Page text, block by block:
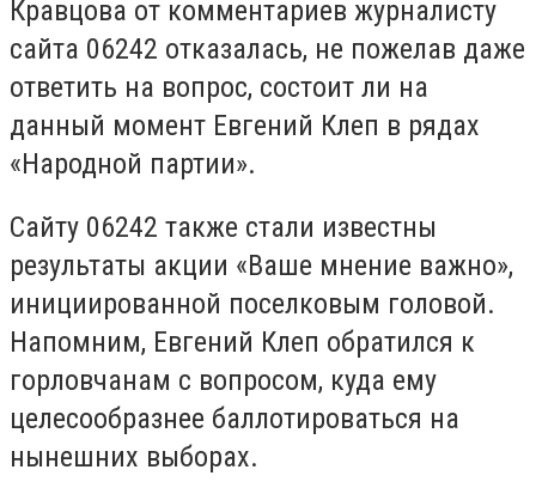
Кравцова от комментариев журналисту
сайта 06242 отказалась, не пожелав даже
ответить на вопрос, состоит ли на
данный момент Евгений Клеп в рядах
«Народной партии».
Сайту 06242 также стали известны
результаты акции «Ваше мнение важно»,
инициированной поселковым головой.
Напомним, Евгений Клеп обратился к
горловчанам с вопросом, куда ему
целесообразнее баллотироваться на
нынешних выборах.